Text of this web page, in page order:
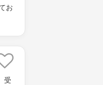
お
受